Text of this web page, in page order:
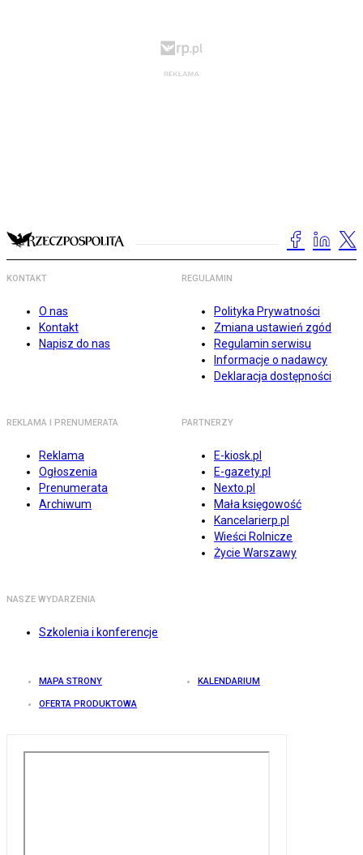
KONTAKT
O nas
Kontakt
Napisz do nas
REGULAMIN
Polityka Prywatności
Zmiana ustawień zgód
Regulamin serwisu
Informacje o nadawcy
Deklaracja dostępności
REKLAMA I PRENUMERATA
Reklama
Ogłoszenia
Prenumerata
Archiwum
PARTNERZY
E-kiosk.pl
E-gazety.pl
Nexto.pl
Mała księgowość
Kancelarierp.pl
Wieści Rolnicze
Życie Warszawy
NASZE WYDARZENIA
Szkolenia i konferencje
MAPA STRONY KALENDARIUM
OFERTA PRODUKTOWA